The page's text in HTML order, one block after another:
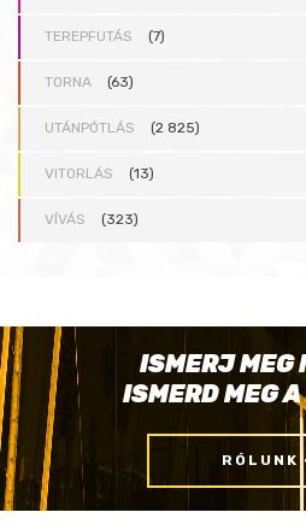
TEREPFUTÁS (7)
TORNA (63)
UTÁNPÓTLÁS (2 825)
VITORLÁS (13)
VÍVÁS (323)
ISMERJ MEG
ISMERD MEG A
RÓLUNK